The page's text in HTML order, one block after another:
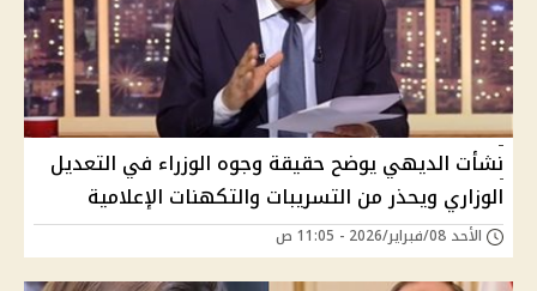
نشأت الديهي يوضح حقيقة وجوه الوزراء في التعديل
الوزاري ويحذر من التسريبات والتكهنات الإعلامية
الأحد 08/فبراير/2026 - 11:05 ص